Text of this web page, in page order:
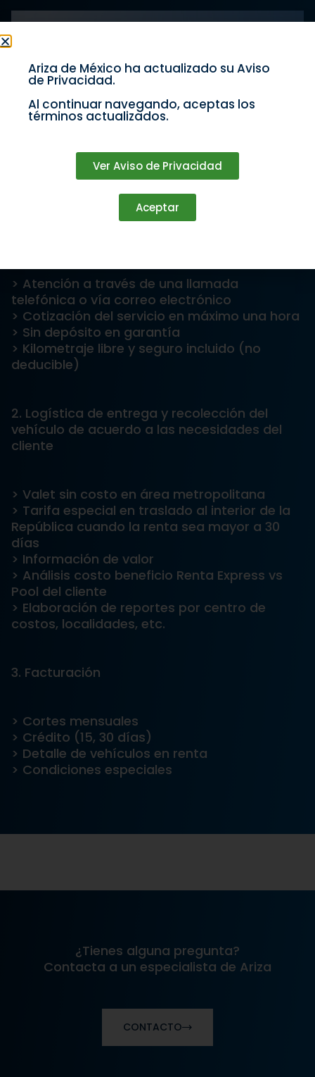
Búsqueda
> Atención a través de una llamada
telefónica o vía correo electrónico
> Cotización del servicio en máximo una hora
> Sin depósito en garantía
> Kilometraje libre y seguro incluido (no
deducible)
2. Logística de entrega y recolección del
vehículo de acuerdo a las necesidades del
cliente
> Valet sin costo en área metropolitana
> Tarifa especial en traslado al interior de la
República cuando la renta sea mayor a 30
días
> Información de valor
> Análisis costo beneficio Renta Express vs
Pool del cliente
> Elaboración de reportes por centro de
costos, localidades, etc.
3. Facturación
> Cortes mensuales
> Crédito (15, 30 días)
> Detalle de vehículos en renta
> Condiciones especiales
¿Tienes alguna pregunta?
Contacta a un especialista de Ariza
CONTACTO
Ariza de México ha actualizado su Aviso
de Privacidad.
Al continuar navegando, aceptas los
términos actualizados.
Ver Aviso de Privacidad
Aceptar